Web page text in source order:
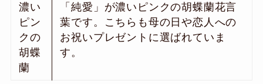
濃い
ピン
クの
胡蝶
蘭
「純愛」が濃いピンクの胡蝶蘭花言
葉です。こちらも母の日や恋人への
お祝いプレゼントに選ばれていま
す。